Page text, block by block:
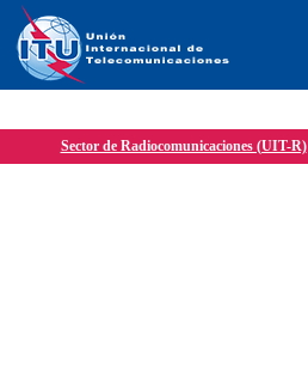
Sector de Radiocomunicaciones (UIT-R)